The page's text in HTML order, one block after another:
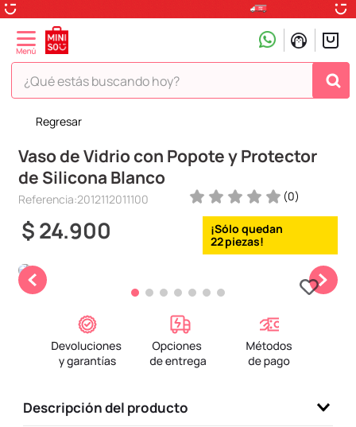
¿Qué estás buscando hoy?
Regresar
Vaso de Vidrio con Popote y Protector
de Silicona Blanco
Referencia:2012112011100 (0)
$24.900 22
Descripción del producto
TÉRMINOS MÁS BUSCADOS
1.
peluche
2.
hello kitty
3.
snoopy
4.
ositos cariñositos
5.
6.
toy story
termos
10. llaveros